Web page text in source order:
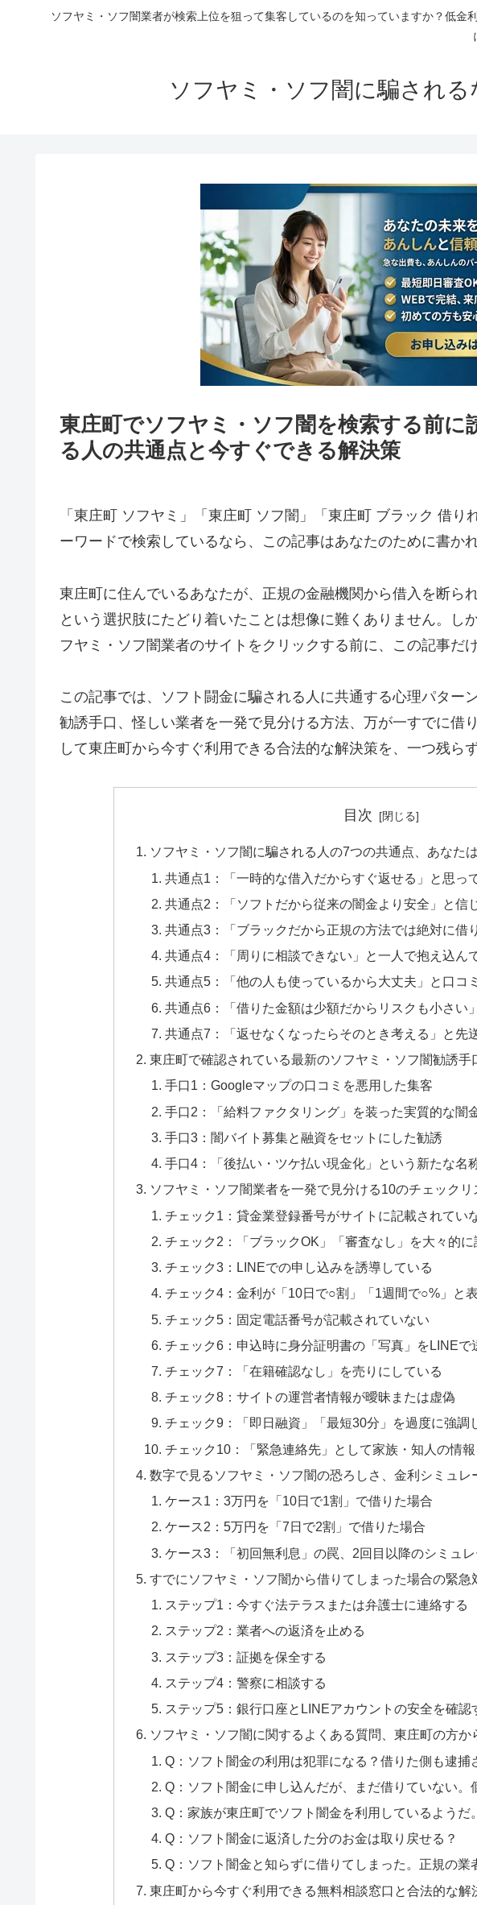
ソフヤミ・ソフ闇業者が検索上位を狙って集客しているのを知っていますか？低
ソフヤミ・ソフ闇に騙され
東庄町でソフヤミ・ソフ闇を検索する前に
る人の共通点と今すぐできる解決策
「東庄町 ソフヤミ」「東庄町 ソフ闇」「東庄町 ブラック 借り
ーワードで検索しているなら、この記事はあなたのために書か
東庄町に住んでいるあなたが、正規の金融機関から借入を断ら
という選択肢にたどり着いたことは想像に難くありません。し
フヤミ・ソフ闇業者のサイトをクリックする前に、この記事だ
この記事では、ソフト闘金に騙される人に共通する心理パター
勧誘手口、怪しい業者を一発で見分ける方法、万が一すでに借
して東庄町から今すぐ利用できる合法的な解決策を、一つ残ら
目次
ソフヤミ・ソフ闇に騙される人の7つの共通点、あなた
共通点1：「一時的な借入だからすぐ返せる」と思っ
共通点2：「ソフトだから従来の闇金より安全」と信
共通点3：「ブラックだから正規の方法では絶対に借
共通点4：「周りに相談できない」と一人で抱え込ん
共通点5：「他の人も使っているから大丈夫」と口コ
共通点6：「借りた金額は少額だからリスクも小さい
共通点7：「返せなくなったらそのとき考える」と先
東庄町で確認されている最新のソフヤミ・ソフ闇勧誘手
手口1：Googleマップの口コミを悪用した集客
手口2：「給料ファクタリング」を装った実質的な闇
手口3：闇バイト募集と融資をセットにした勧誘
手口4：「後払い・ツケ払い現金化」という新たな名
ソフヤミ・ソフ闇業者を一発で見分ける10のチェックリ
チェック1：貸金業登録番号がサイトに記載されてい
チェック2：「ブラックOK」「審査なし」を大々的に
チェック3：LINEでの申し込みを誘導している
チェック4：金利が「10日で○割」「1週間で○%」と
チェック5：固定電話番号が記載されていない
チェック6：申込時に身分証明書の「写真」をLINEで
チェック7：「在籍確認なし」を売りにしている
チェック8：サイトの運営者情報が曖昧または虚偽
チェック9：「即日融資」「最短30分」を過度に強調
チェック10：「緊急連絡先」として家族・知人の情
数字で見るソフヤミ・ソフ闇の恐ろしさ、金利シミュレ
ケース1：3万円を「10日で1割」で借りた場合
ケース2：5万円を「7日で2割」で借りた場合
ケース3：「初回無利息」の罠、2回目以降のシミュ
すでにソフヤミ・ソフ闇から借りてしまった場合の緊急
ステップ1：今すぐ法テラスまたは弁護士に連絡する
ステップ2：業者への返済を止める
ステップ3：証拠を保全する
ステップ4：警察に相談する
ステップ5：銀行口座とLINEアカウントの安全を確認
ソフヤミ・ソフ闇に関するよくある質問、東庄町の方か
Q：ソフト闇金の利用は犯罪になる？借りた側も逮捕
Q：ソフト闇金に申し込んだが、まだ借りていない。
Q：家族が東庄町でソフト闇金を利用しているようだ
Q：ソフト闇金に返済した分のお金は取り戻せる？
Q：ソフト闇金と知らずに借りてしまった。正規の業
東庄町から今すぐ利用できる無料相談窓口と合法的な解